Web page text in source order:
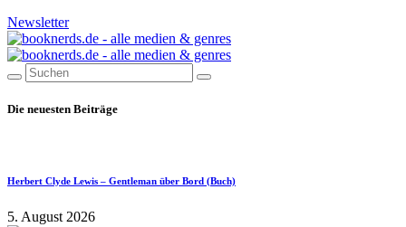
Newsletter
Die neuesten Beiträge
Herbert Clyde Lewis – Gentleman über Bord (Buch)
5. August 2026